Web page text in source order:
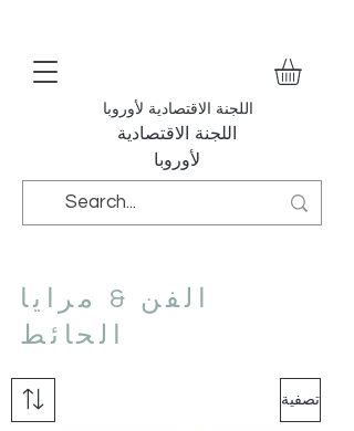
اللجنة الاقتصادية لأوروبا
اللجنة الاقتصادية
لأوروبا
الفن & مرايا
الحائط
تصفية